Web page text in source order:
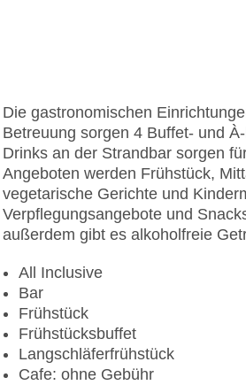
Pool, Liegen am Pool,
Zahlungsarten: Mastercard
Landeskategorie: 5 Sterne
Die gastronomischen
Betreuung sorgen 4 Buffet- und
Drinks an der Strandbar sorgen
Angeboten werden Frühstück,
vegetarische Gerichte und
Verpflegungsangebote und
außerdem gibt es alkoholfreie
All Inclusive
Bar
Frühstück
Frühstücksbuffet
Langschläferfrühstück
Cafe: ohne Gebühr